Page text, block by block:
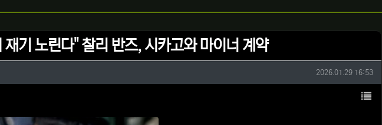
기 노린다" 찰리 반즈, 시카고와 마이너 계약
작성일
2026.01.29 16:53
목